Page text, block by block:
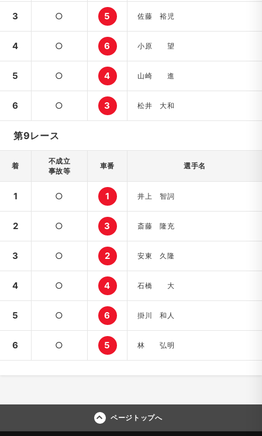
3 ○ 5 佐藤 裕児
4 ○ 6 小原 望
5 ○ 4 山崎 進
6 ○ 3 松井 大和
第9レース
着
不成立
事故等
車番 選手名
1 ○ 1 井上 智詞
2 ○ 3 斎藤 隆充
3 ○ 2 安東 久隆
4 ○ 4 石橋 大
5 ○ 6 掛川 和人
6 ○ 5 林 弘明
ページトップへ